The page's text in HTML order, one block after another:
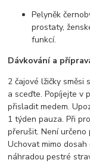
Pelyněk
prostaty,
funkcí.
Dávkování a
2 čajové lžičky
a sceďte. Popíjejte v
přisladit medem.
1 týden pauza. Při
přerušit. Není
Uchovat mimo
náhradou pestré